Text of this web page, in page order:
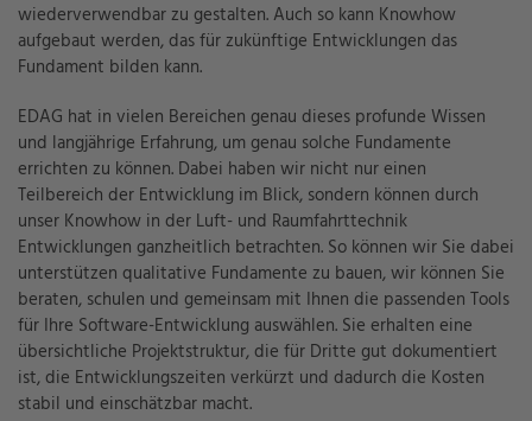
wiederverwendbar zu gestalten. Auch so kann Knowhow
aufgebaut werden, das für zukünftige Entwicklungen das
Fundament bilden kann.
EDAG hat in vielen Bereichen genau dieses profunde Wissen
und langjährige Erfahrung, um genau solche Fundamente
errichten zu können. Dabei haben wir nicht nur einen
Teilbereich der Entwicklung im Blick, sondern können durch
unser Knowhow in der Luft- und Raumfahrttechnik
Entwicklungen ganzheitlich betrachten. So können wir Sie dabei
unterstützen qualitative Fundamente zu bauen, wir können Sie
beraten, schulen und gemeinsam mit Ihnen die passenden Tools
für Ihre Software-Entwicklung auswählen. Sie erhalten eine
übersichtliche Projektstruktur, die für Dritte gut dokumentiert
ist, die Entwicklungszeiten verkürzt und dadurch die Kosten
stabil und einschätzbar macht.